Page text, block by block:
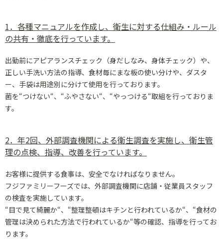
1．各種マニュアルを作成し、衛生に対する仕組み・ルール
の共有・徹底を行っています。
出勤前にアピアランスチェック（身だしなみ、身体チェック）や、
正しい手洗い方法の指導、食材毎にまな板の使い分けや、ダスタ
ー、手袋は用途別に分けて使用を行っております。
菌を“つけない“、“ふやさない“、“やっつける“取組を行っておりま
す。
2．年2回、外部調査機関による衛生調査を実施し、衛生管
理の点検、指導、改善を行っています。
お客様に提供する食事は、安全でなければなりません。
フジファミリーフーズでは、外部調査機関に店舗・従業員スタッフ
の検査を実施しています。
“目で見て綺麗か“、“整理整頓はキチンと行われているか“、“食材の
管理は決められた方法で行われているか“等の確認、指導を行ってお
ります。